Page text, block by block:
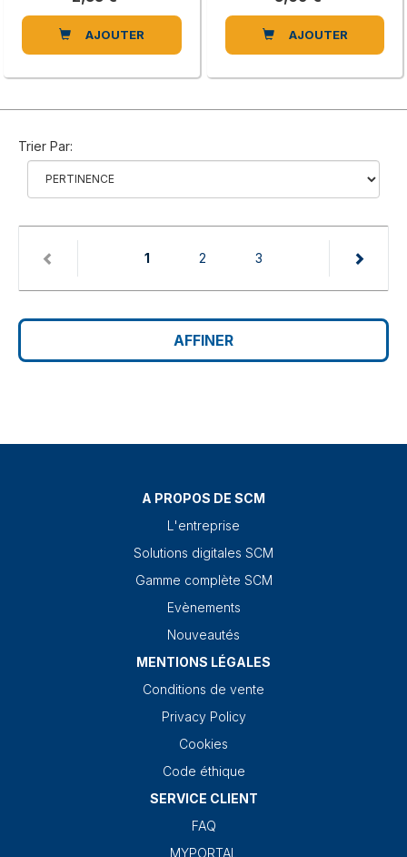
AJOUTER AJOUTER
Trier Par:
1(current)
2 3
AFFINER
A PROPOS DE SCM
L'entreprise
Solutions digitales SCM
Gamme complète SCM
Evènements
Nouveautés
MENTIONS LÉGALES
Conditions de vente
Privacy Policy
Cookies
Code éthique
SERVICE CLIENT
FAQ
MYPORTAL